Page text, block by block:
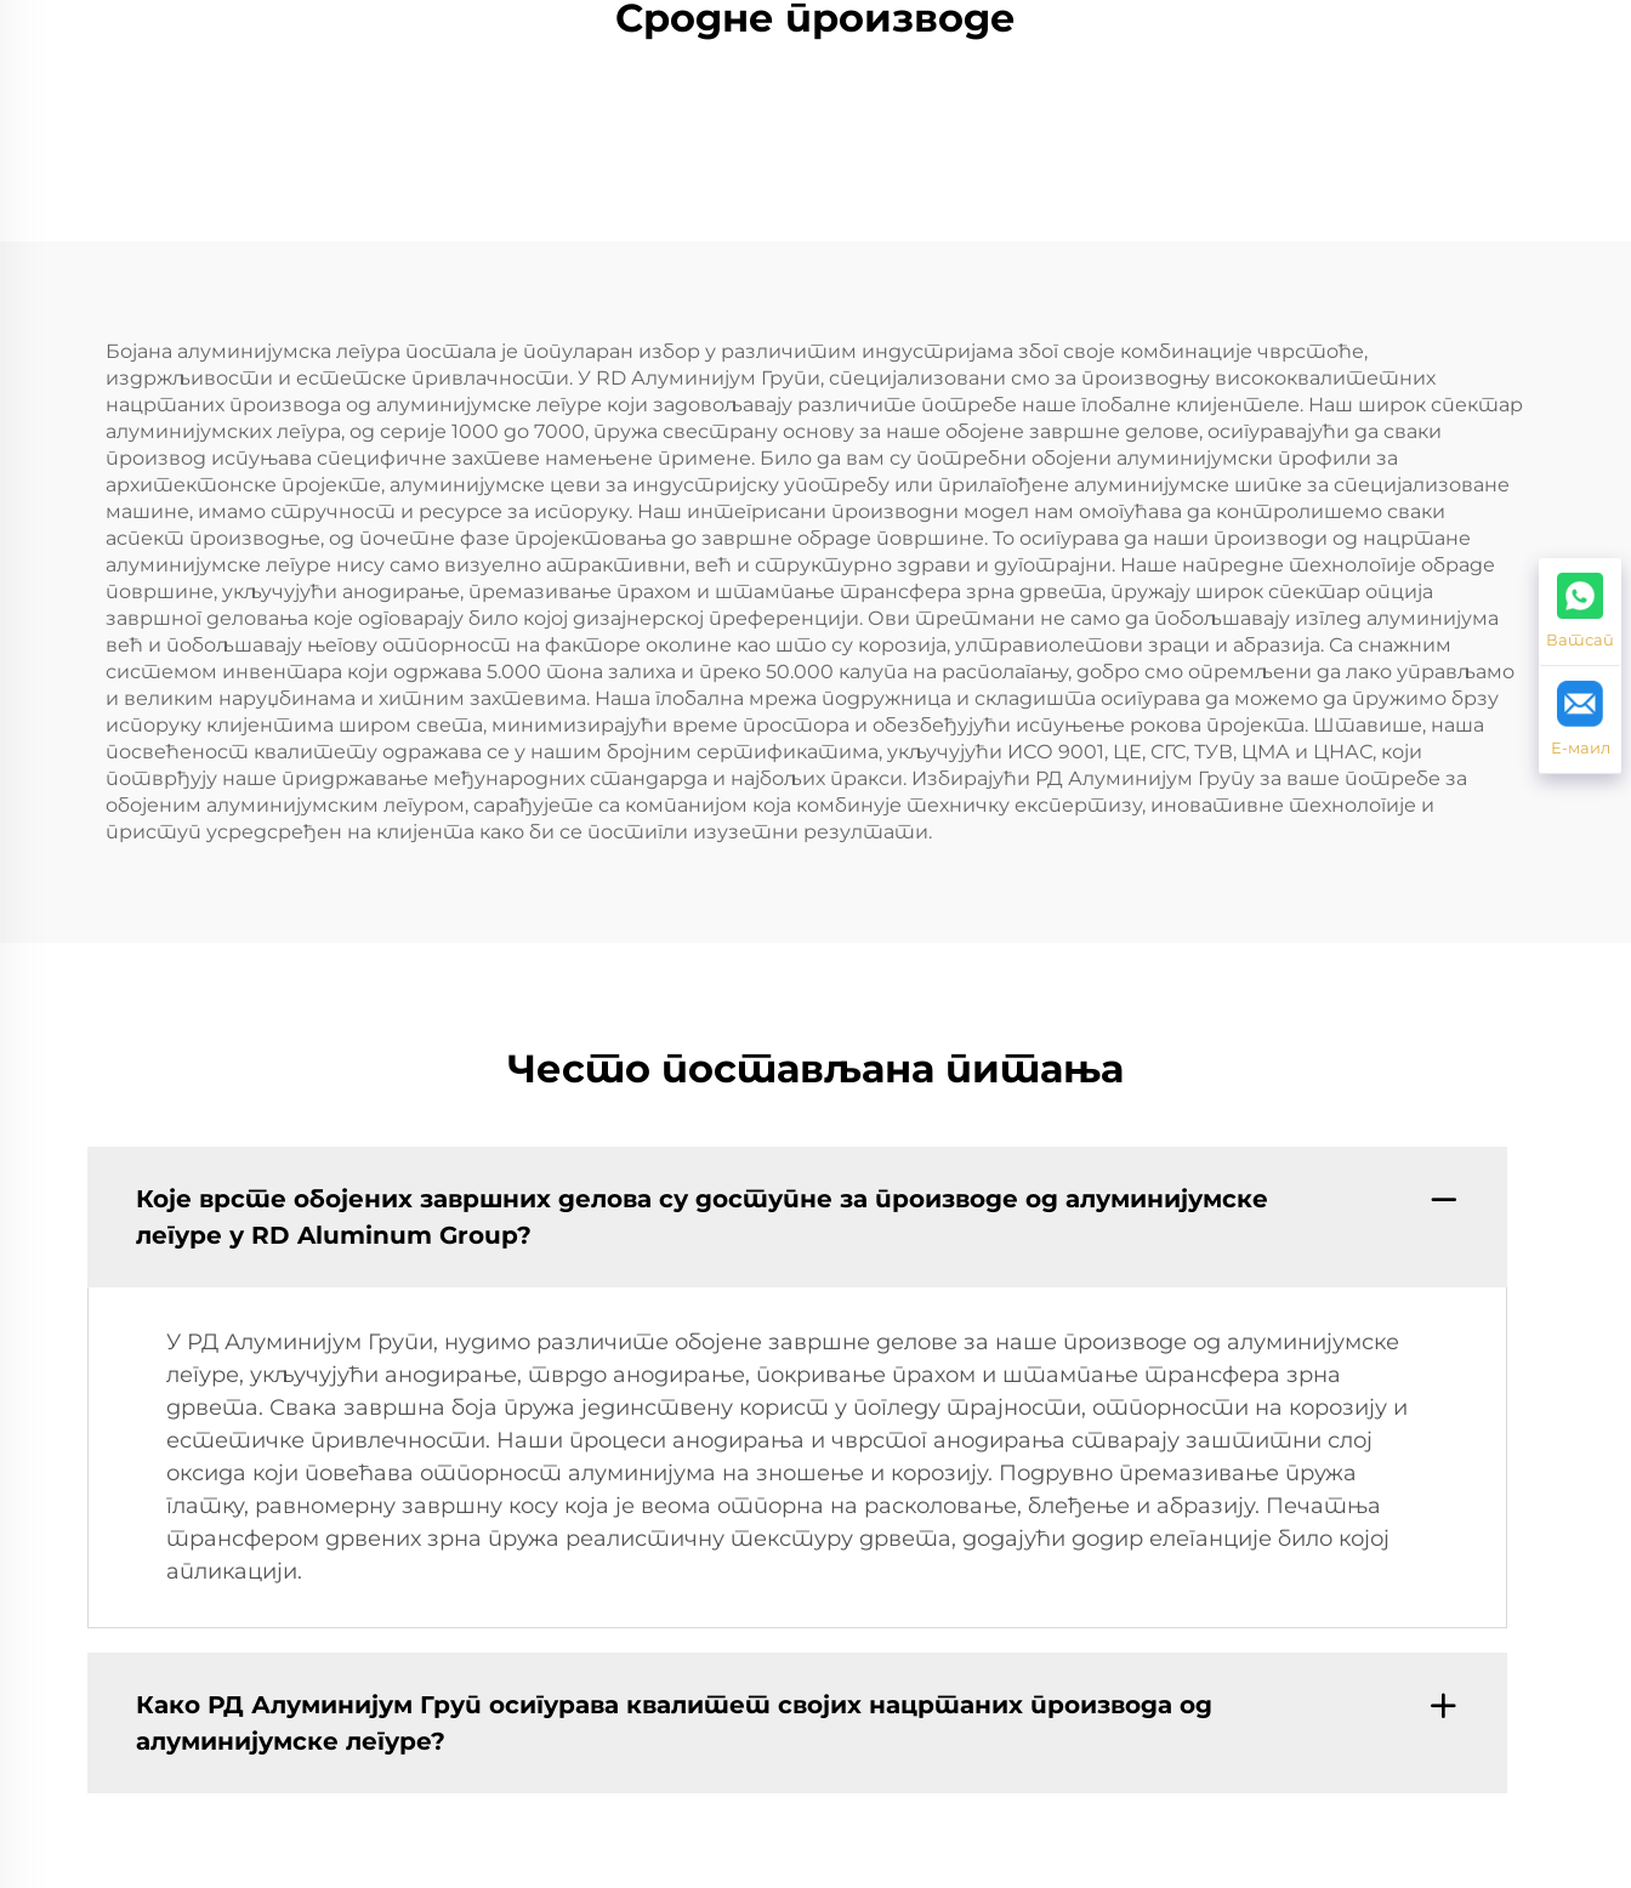
Сродне производе
Бојана алуминијумска легура постала је популаран избор у различитим индустријама због своје комбинације чврстоће,
издржљивости и естетске привлачности. У RD Алуминијум Групи, специјализовани смо за производњу висококвалитетних
нацртаних производа од алуминијумске легуре који задовољавају различите потребе наше глобалне клијентеле. Наш широк спектар
алуминијумских легура, од серије 1000 до 7000, пружа свестрану основу за наше обојене завршне делове, осигуравајући да сваки
производ испуњава специфичне захтеве намењене примене. Било да вам су потребни обојени алуминијумски профили за
архитектонске пројекте, алуминијумске цеви за индустријску употребу или прилагођене алуминијумске шипке за специјализоване
машине, имамо стручност и ресурсе за испоруку. Наш интегрисани производни модел нам омогућава да контролишемо сваки
аспект производње, од почетне фазе пројектовања до завршне обраде површине. То осигурава да наши производи од нацртане
алуминијумске легуре нису само визуелно атрактивни, већ и структурно здрави и дуготрајни. Наше напредне технологије обраде
површине, укључујући анодирање, премазивање прахом и штампање трансфера зрна дрвета, пружају широк спектар опција
завршног деловања које одговарају било којој дизајнерској преференцији. Ови третмани не само да побољшавају изглед алуминијума
већ и побољшавају његову отпорност на факторе околине као што су корозија, ултравиолетови зраци и абразија. Са снажним
системом инвентара који одржава 5.000 тона залиха и преко 50.000 калупа на располагању, добро смо опремљени да лако управљамо
и великим наруџбинама и хитним захтевима. Наша глобална мрежа подружница и складишта осигурава да можемо да пружимо брзу
испоруку клијентима широм света, минимизирајући време простора и обезбеђујући испуњење рокова пројекта. Штавише, наша
посвећеност квалитету одражава се у нашим бројним сертификатима, укључујући ИСО 9001, ЦЕ, СГС, ТУВ, ЦМА и ЦНАС, који
потврђују наше придржавање међународних стандарда и најбољих пракси. Избирајући РД Алуминијум Групу за ваше потребе за
обојеним алуминијумским легуром, сарађујете са компанијом која комбинује техничку експертизу, иновативне технологије и
приступ усредсређен на клијента како би се постигли изузетни резултати.
Често постављана питања
Које врсте обојених завршних делова су доступне за производе од алуминијумске
легуре у RD Aluminum Group?
У РД Алуминијум Групи, нудимо различите обојене завршне делове за наше производе од алуминијумске
легуре, укључујући анодирање, тврдо анодирање, покривање прахом и штампање трансфера зрна
дрвета. Свака завршна боја пружа јединствену корист у погледу трајности, отпорности на корозију и
естетичке привлечности. Наши процеси анодирања и чврстог анодирања стварају заштитни слој
оксида који повећава отпорност алуминијума на зношење и корозију. Подрувно премазивање пружа
глатку, равномерну завршну косу која је веома отпорна на расколовање, блеђење и абразију. Печатња
трансфером дрвених зрна пружа реалистичну текстуру дрвета, додајући додир елеганције било којој
апликацији.
Како РД Алуминијум Груп осигурава квалитет својих нацртаних производа од
алуминијумске легуре?
Ватсап
Е-маил